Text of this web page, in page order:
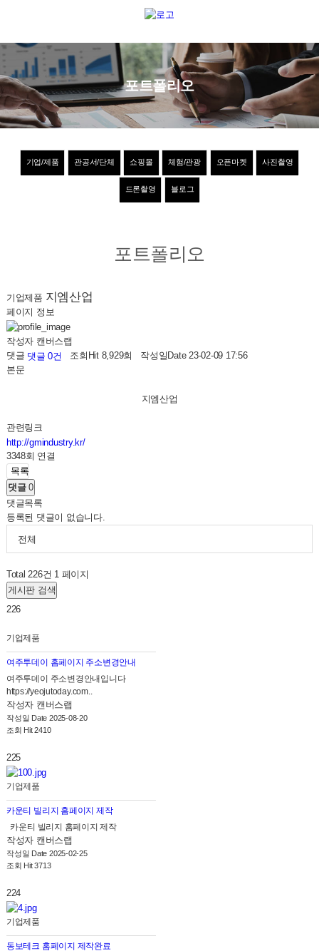
기업/제품 관공서/단체 쇼핑몰 체험/관광 오픈마켓 사진촬영
드론촬영 블로그
포트폴리오
포트폴리오
기업제품 지엠산업
페이지 정보
작성자 캔버스랩
댓글 댓글 0건 조회 Hit 8,929회 작성일Date 23-02-09 17:56
본문
지엠산업
관련링크
http://gmindustry.kr/
3348회 연결
목록
댓글0
댓글목록
등록된 댓글이 없습니다.
전체
Total 226건 1 페이지
게시판 검색
226
기업제품
여주투데이 홈페이지 주소변경안내
여주투데이 주소변경안내입니다
https://yeojutoday.com..
작성자 캔버스랩
작성일 Date 2025-08-20
조회 Hit 2410
225
기업제품
카운티 빌리지 홈페이지 제작
카운티 빌리지 홈페이지 제작
작성자 캔버스랩
작성일 Date 2025-02-25
조회 Hit 3713
224
기업제품
동보테크 홈페이지 제작완료